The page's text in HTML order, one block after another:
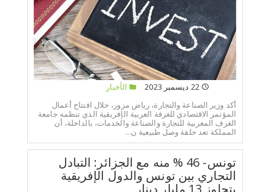
الأخبار
أكد وزير الصناعة والتجارة، رياض مزور، خلال افتتاح أعمال
المؤتمر الاقتصادي للغرفة العربية الإفريقية الذي تنظمه جامعة
الغرف المغربية للتجارة والصناعة والخدمات، بالداخلة، أن
المملكة تعد حلقة وصل طبيعية ن...
تونس- 46 % منه مع الجزائر: التبادل
التجاري بين تونس والدول الإفريقية
يتجاوز 13 مليار دينار